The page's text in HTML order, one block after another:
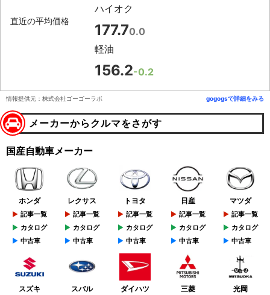
直近の平均価格
ハイオク
177.70.0
軽油
156.2-0.2
情報提供元：株式会社ゴーゴーラボ gogogsで詳細をみる
メーカーからクルマをさがす
国産自動車メーカー
ホンダ
記事一覧
カタログ
中古車
レクサス
記事一覧
カタログ
中古車
トヨタ
記事一覧
カタログ
中古車
日産
記事一覧
カタログ
中古車
マツダ
記事一覧
カタログ
中古車
スズキ スバル ダイハツ 三菱 光岡